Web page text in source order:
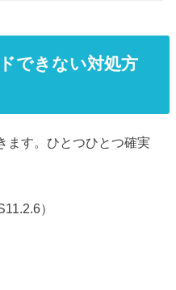
できない対処方
ます。ひとつひとつ確実
）